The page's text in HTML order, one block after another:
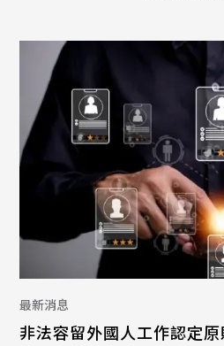
最新消息
非法容留外國人工作認定